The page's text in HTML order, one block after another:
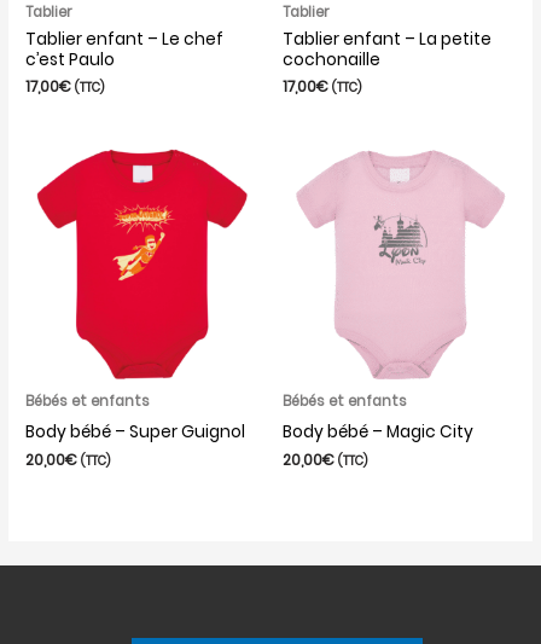
Tablier
Tablier enfant – Le chef
c’est Paulo
17,00€ (TTC)
Tablier
Tablier enfant – La petite
cochonaille
17,00€ (TTC)
Bébés et enfants
Body bébé – Super Guignol
20,00€ (TTC)
Bébés et enfants
Body bébé – Magic City
20,00€ (TTC)